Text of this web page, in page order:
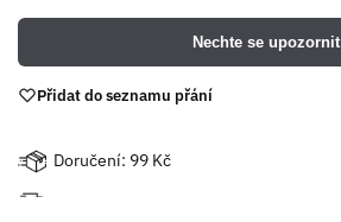
Nechte se upozornit
Přidat do seznamu přání
Doručení: 99 Kč